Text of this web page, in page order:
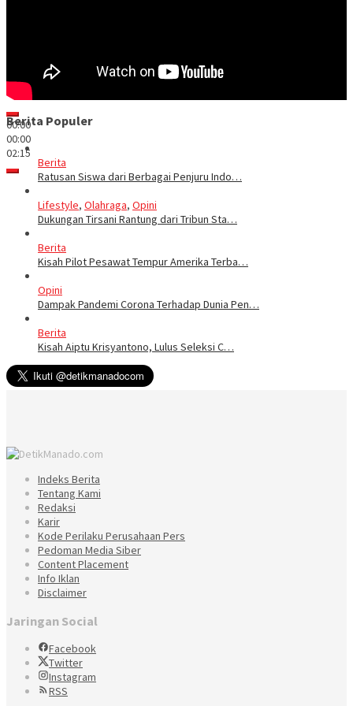
00:00
00:00
02:15
Berita Populer
Berita
Ratusan Siswa dari Berbagai Penjuru Indo…
Lifestyle, Olahraga, Opini
Dukungan Tirsani Rantung dari Tribun Sta…
Berita
Kisah Pilot Pesawat Tempur Amerika Terba…
Opini
Dampak Pandemi Corona Terhadap Dunia Pen…
Berita
Kisah Aiptu Krisyantono, Lulus Seleksi C…
Indeks Berita
Tentang Kami
Redaksi
Karir
Kode Perilaku Perusahaan Pers
Pedoman Media Siber
Content Placement
Info Iklan
Disclaimer
Jaringan Social
Facebook
Twitter
Instagram
RSS